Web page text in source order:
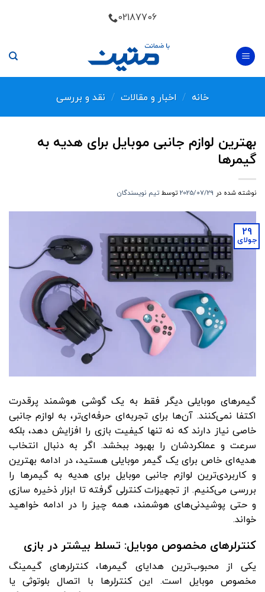
02187706
خانه / اخبار و مقالات / نقد و بررسی
بهترین لوازم جانبی موبایل برای هدیه به
گیمرها
نوشته شده در 2025/07/29 توسط تیم نویسندگان
29
جولای
گیمرهای موبایلی دیگر فقط به یک گوشی هوشمند پرقدرت
اکتفا نمی‌کنند. آن‌ها برای تجربه‌ای حرفه‌ای‌تر، به لوازم جانبی
خاصی نیاز دارند که نه ‌تنها کیفیت بازی را افزایش دهد، بلکه
سرعت و عملکردشان را بهبود ببخشد. اگر به ‌دنبال انتخاب
هدیه‌ای خاص برای یک گیمر موبایلی هستید، در ادامه بهترین
و کاربردی‌ترین لوازم جانبی موبایل برای هدیه به گیمرها را
بررسی می‌کنیم. از تجهیزات کنترلی گرفته تا ابزار ذخیره ‌سازی
و حتی پوشیدنی‌های هوشمند، همه چیز را در ادامه خواهید
خواند.
کنترلرهای مخصوص موبایل: تسلط بیشتر در بازی
یکی از محبوب‌ترین هدایای گیمرها، کنترلرهای گیمینگ
مخصوص موبایل است. این کنترلرها با اتصال بلوتوثی یا